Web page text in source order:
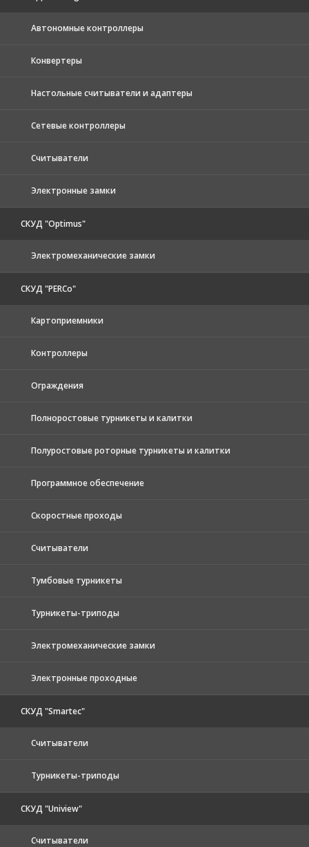
Автономные контроллеры
Конвертеры
Настольные считыватели и адаптеры
Сетевые контроллеры
Считыватели
Электронные замки
СКУД "Optimus"
Электромеханические замки
СКУД "PERCo"
Картоприемники
Контроллеры
Ограждения
Полноростовые турникеты и калитки
Полуростовые роторные турникеты и калитки
Программное обеспечение
Скоростные проходы
Считыватели
Тумбовые турникеты
Турникеты-триподы
Электромеханические замки
Электронные проходные
СКУД "Smartec"
Считыватели
Турникеты-триподы
СКУД "Uniview"
Считыватели